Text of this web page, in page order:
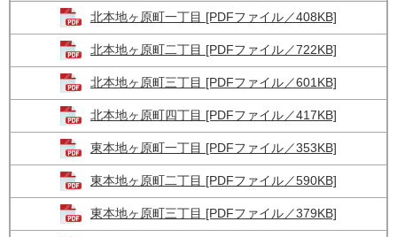
北本地ヶ原町一丁目 [PDFファイル／408KB]
北本地ヶ原町二丁目 [PDFファイル／722KB]
北本地ヶ原町三丁目 [PDFファイル／601KB]
北本地ヶ原町四丁目 [PDFファイル／417KB]
東本地ヶ原町一丁目 [PDFファイル／353KB]
東本地ヶ原町二丁目 [PDFファイル／590KB]
東本地ヶ原町三丁目 [PDFファイル／379KB]